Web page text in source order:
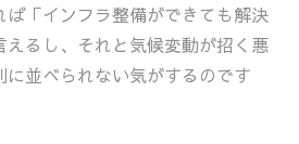
ば「インフラ整備ができても解決
えるし、それと気候変動が招く悪
並べられない気がするのです